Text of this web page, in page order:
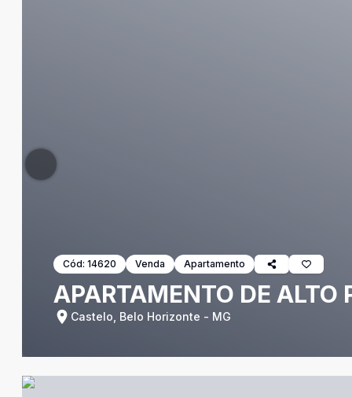
Cód: 14620 Venda Apartamento
APARTAMENTO DE ALTO
Castelo, Belo Horizonte - MG